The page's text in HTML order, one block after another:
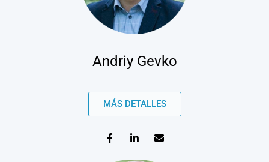
Andriy Gevko
MÁS DETALLES